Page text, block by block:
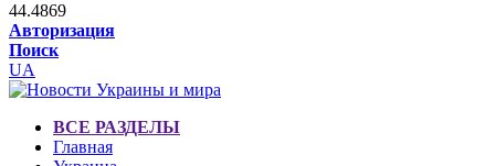
44.4869
Авторизация
Поиск
UA
ВСЕ РАЗДЕЛЫ
Главная